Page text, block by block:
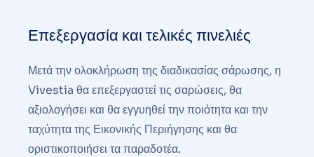
Επεξεργασία και τελικές πινελιές
Μετά την ολοκλήρωση της διαδικασίας σάρωσης, η
Vivestia θα επεξεργαστεί τις σαρώσεις, θα
αξιολογήσει και θα εγγυηθεί την ποιότητα και την
ταχύτητα της Εικονικής Περιήγησης και θα
οριστικοποιήσει τα παραδοτέα.